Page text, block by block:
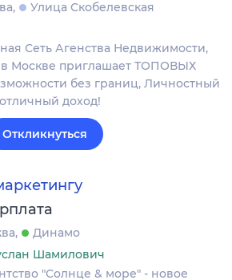
Улица Скобелевская
Сеть Агенства Недвижимости,
в Москве приглашает ТОПОВЫХ
без границ, Личностный
доход!
Откликнуться
Динамо
Шамилович
"Солнце & море" - новое